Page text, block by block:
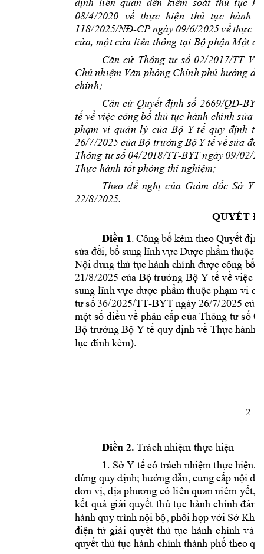
định liên quan đến kiểm soát thủ tục
08/4/2020 về thực hiện thủ tục hành
118/2025/NĐ-CP ngày 09/6/2025 về thực
cửa, một cửa liên thông tại Bộ phận Một
Căn cứ Thông tư số 02/2017/TT-
Chủ nhiệm Văn phòng Chính phủ hướng
chính;
Căn cứ Quyết định số 2669/QĐ-BYT
tế về việc công bố thủ tục hành chính sửa
phạm vi quản lý của Bộ Y tế quy định
26/7/2025 của Bộ trưởng Bộ Y tế về sửa đ
Thông tư số 04/2018/TT-BYT ngày 09/02/
Thực hành tốt phòng thí nghiệm;
Theo đề nghị của Giám đốc Sở Y
22/8/2025.
QUYẾT
Điều 1. Công bố kèm theo Quyết
sửa đổi, bổ sung lĩnh vực Dượcphẩmthuộc
Nội dung thủ tục hành chính được công bố
21/8/2025 của Bộ trưởng Bộ Y tế về việc
sung lĩnh vực dược phẩm thuộc phạm vi qu
tư số36/2025/TT-BYT ngày 26/7/2025 của
một số điều về phân cấp của Thông tư số
Bộ trưởng Bộ Y tế quy định về Thực hành t
lục đính kèm).
2
Điều 2. Trách nhiệm thực hiện
1. Sở Y tế có trách nhiệm thực hiện,
đúng quy định; hướng dẫn, cung cấp nội
đơn vị, địa phương có liên quan niêm yết,
kết quả giải quyết thủ tục hành chính đảm
hành quy trình nội bộ, phối hợp với Sở
điện tử giải quyết thủ tục hành chính và
quyết thủ tục hành chính thành phố theo